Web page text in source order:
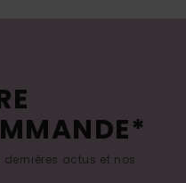
actus et nos